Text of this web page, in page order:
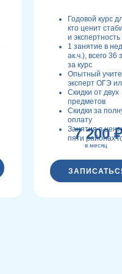
в месяц
7 200 ₽
Годовой курс
кто ценит
и экспертность
1 занятие в
ак.ч.), всего 36
за курс
Опытный
эксперт ОГЭ
Скидки от двух
предметов
Скидки за
оплату
Занятия в
пяти районах